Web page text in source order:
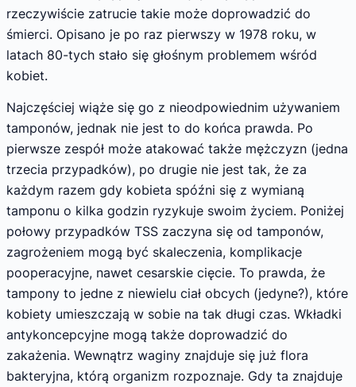
rzeczywiście zatrucie takie może doprowadzić do
śmierci. Opisano je po raz pierwszy w 1978 roku, w
latach 80-tych stało się głośnym problemem wśród
kobiet.
Najczęściej wiąże się go z nieodpowiednim używaniem
tamponów, jednak nie jest to do końca prawda. Po
pierwsze zespół może atakować także mężczyzn (jedna
trzecia przypadków), po drugie nie jest tak, że za
każdym razem gdy kobieta spóźni się z wymianą
tamponu o kilka godzin ryzykuje swoim życiem. Poniżej
połowy przypadków TSS zaczyna się od tamponów,
zagrożeniem mogą być skaleczenia, komplikacje
pooperacyjne, nawet cesarskie cięcie. To prawda, że
tampony to jedne z niewielu ciał obcych (jedyne?), które
kobiety umieszczają w sobie na tak długi czas. Wkładki
antykoncepcyjne mogą także doprowadzić do
zakażenia. Wewnątrz waginy znajduje się już flora
bakteryjna, którą organizm rozpoznaje. Gdy ta znajduje